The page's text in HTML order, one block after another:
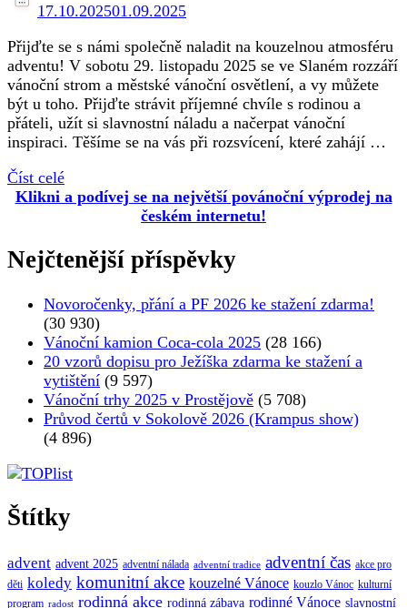
17.10.202501.09.2025
Přijďte se s námi společně naladit na kouzelnou atmosféru
adventu! V sobotu 29. listopadu 2025 se ve Slaném rozzáří
vánoční strom a městské vánoční osvětlení, a vy můžete
být u toho. Přijďte strávit příjemné chvíle s rodinou a
přáteli, užít si slavnostní náladu a načerpat vánoční
inspiraci. Těšíme se na vás při rozsvícení, které zahájí …
Číst celé
Klikni a podívej se na největší povánoční výprodej na
českém internetu!
Nejčtenější příspěvky
Novoročenky, přání a PF 2026 ke stažení zdarma!
(30 930)
Vánoční kamion Coca-cola 2025 (28 166)
20 vzorů dopisu pro Ježíška zdarma ke stažení a
vytištění (9 597)
Vánoční trhy 2025 v Prostějově (5 708)
Průvod čertů v Sokolově 2026 (Krampus show)
(4 896)
Štítky
advent advent 2025 adventní nálada adventní tradice adventní čas akce pro
děti koledy komunitní akce kouzelné Vánoce kouzlo Vánoc kulturní
program radost rodinná akce rodinná zábava rodinné Vánoce slavnostní